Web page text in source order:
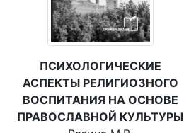
ПСИХОЛОГИЧЕСКИЕ
АСПЕКТЫ РЕЛИГИОЗНОГО
ВОСПИТАНИЯ НА ОСНОВЕ
ПРАВОСЛАВНОЙ КУЛЬТУРЫ